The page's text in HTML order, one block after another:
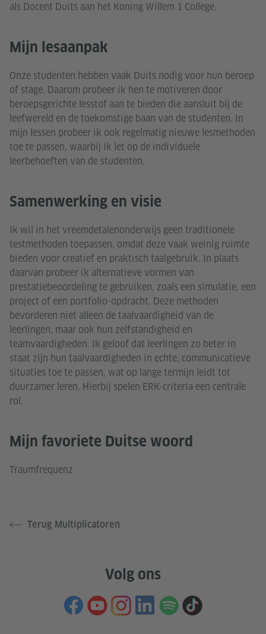
als Docent Duits aan het Koning Willem 1 College.
Mijn lesaanpak
Onze studenten hebben vaak Duits nodig voor hun beroep
of stage. Daarom probeer ik hen te motiveren door
beroepsgerichte lesstof aan te bieden die aansluit bij de
leefwereld en de toekomstige baan van de studenten. In
mijn lessen probeer ik ook regelmatig nieuwe lesmethoden
toe te passen, waarbij ik let op de individuele
leerbehoeften van de studenten.
Samenwerking en visie
Ik wil in het vreemdetalenonderwijs geen traditionele
testmethoden toepassen, omdat deze vaak weinig ruimte
bieden voor creatief en praktisch taalgebruik. In plaats
daarvan probeer ik alternatieve vormen van
prestatiebeoordeling te gebruiken, zoals een simulatie, een
project of een portfolio-opdracht. Deze methoden
bevorderen niet alleen de taalvaardigheid van de
leerlingen, maar ook hun zelfstandigheid en
teamvaardigheden. Ik geloof dat leerlingen zo beter in
staat zijn hun taalvaardigheden in echte, communicatieve
situaties toe te passen, wat op lange termijn leidt tot
duurzamer leren. Hierbij spelen ERK-criteria een centrale
rol.
Mijn favoriete Duitse woord
Traumfrequenz
Terug Multiplicatoren
Volg ons